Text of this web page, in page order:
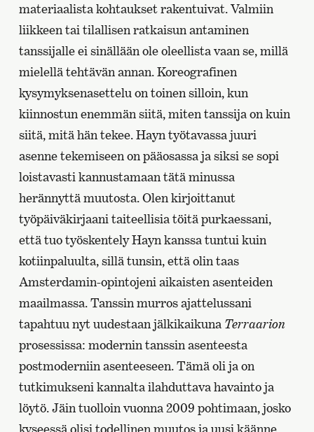
materiaalista kohtaukset rakentuivat. Valmiin
liikkeen tai tilallisen ratkaisun antaminen
tanssijalle ei sinällään ole oleellista vaan se, millä
mielellä tehtävän annan. Koreografinen
kysymyksenasettelu on toinen silloin, kun
kiinnostun enemmän siitä, miten tanssija on kuin
siitä, mitä hän tekee. Hayn työtavassa juuri
asenne tekemiseen on pääosassa ja siksi se sopi
loistavasti kannustamaan tätä minussa
herännyttä muutosta. Olen kirjoittanut
työpäiväkirjaani taiteellisia töitä purkaessani,
että tuo työskentely Hayn kanssa tuntui kuin
kotiinpaluulta, sillä tunsin, että olin taas
Amsterdamin-opintojeni aikaisten asenteiden
maailmassa. Tanssin murros ajattelussani
tapahtuu nyt uudestaan jälkikaikuna Terraarion
prosessissa: modernin tanssin asenteesta
postmoderniin asenteeseen. Tämä oli ja on
tutkimukseni kannalta ilahduttava havainto ja
löytö. Jäin tuolloin vuonna 2009 pohtimaan, josko
kyseessä olisi todellinen muutos ja uusi käänne